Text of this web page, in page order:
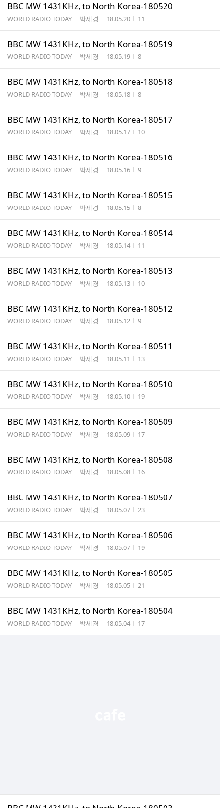
BBC MW 1431KHz, to North Korea-180520
게시판명
WORLD RADIO TODAY 작성자
박세경 작성시간
18.05.20 조회수
11
BBC MW 1431KHz, to North Korea-180519
게시판명
WORLD RADIO TODAY 작성자
박세경 작성시간
18.05.19 조회수
8
BBC MW 1431KHz, to North Korea-180518
게시판명
WORLD RADIO TODAY 작성자
박세경 작성시간
18.05.18 조회수
8
BBC MW 1431KHz, to North Korea-180517
게시판명
WORLD RADIO TODAY 작성자
박세경 작성시간
18.05.17 조회수
10
BBC MW 1431KHz, to North Korea-180516
게시판명
WORLD RADIO TODAY 작성자
박세경 작성시간
18.05.16 조회수
9
BBC MW 1431KHz, to North Korea-180515
게시판명
WORLD RADIO TODAY 작성자
박세경 작성시간
18.05.15 조회수
8
BBC MW 1431KHz, to North Korea-180514
게시판명
WORLD RADIO TODAY 작성자
박세경 작성시간
18.05.14 조회수
11
BBC MW 1431KHz, to North Korea-180513
게시판명
WORLD RADIO TODAY 작성자
박세경 작성시간
18.05.13 조회수
10
BBC MW 1431KHz, to North Korea-180512
게시판명
WORLD RADIO TODAY 작성자
박세경 작성시간
18.05.12 조회수
9
BBC MW 1431KHz, to North Korea-180511
게시판명
WORLD RADIO TODAY 작성자
박세경 작성시간
18.05.11 조회수
13
BBC MW 1431KHz, to North Korea-180510
게시판명
WORLD RADIO TODAY 작성자
박세경 작성시간
18.05.10 조회수
19
BBC MW 1431KHz, to North Korea-180509
게시판명
WORLD RADIO TODAY 작성자
박세경 작성시간
18.05.09 조회수
17
BBC MW 1431KHz, to North Korea-180508
게시판명
WORLD RADIO TODAY 작성자
박세경 작성시간
18.05.08 조회수
16
BBC MW 1431KHz, to North Korea-180507
게시판명
WORLD RADIO TODAY 작성자
박세경 작성시간
18.05.07 조회수
23
BBC MW 1431KHz, to North Korea-180506
게시판명
WORLD RADIO TODAY 작성자
박세경 작성시간
18.05.07 조회수
19
BBC MW 1431KHz, to North Korea-180505
게시판명
WORLD RADIO TODAY 작성자
박세경 작성시간
18.05.05 조회수
21
BBC MW 1431KHz, to North Korea-180504
게시판명
WORLD RADIO TODAY 작성자
박세경 작성시간
18.05.04 조회수
17